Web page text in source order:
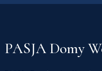
PASJA Domy